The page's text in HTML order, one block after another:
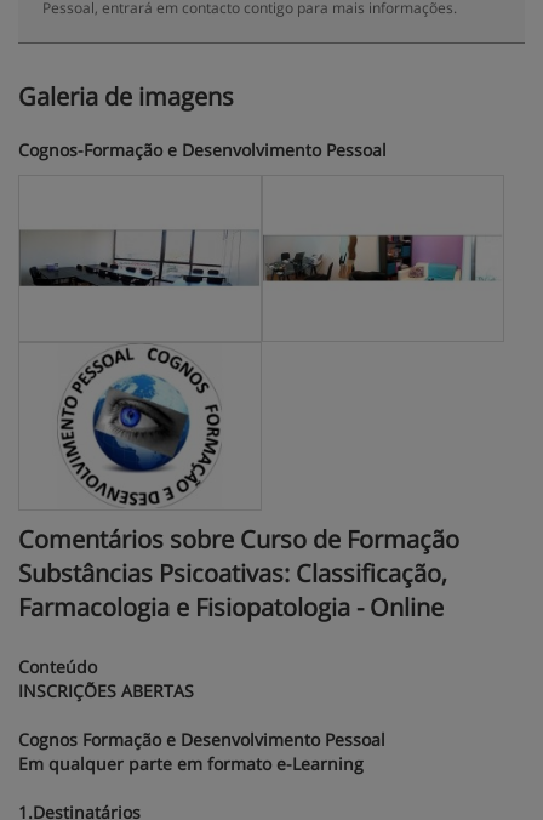
Pessoal, entrará em contacto contigo para mais informações.
Galeria de imagens
Cognos-Formação e Desenvolvimento Pessoal
Comentários sobre Curso de Formação
Substâncias Psicoativas: Classificação,
Farmacologia e Fisiopatologia - Online
Conteúdo
INSCRIÇÕES ABERTAS
Cognos Formação e Desenvolvimento Pessoal
Em qualquer parte em formato e-Learning
1.Destinatários